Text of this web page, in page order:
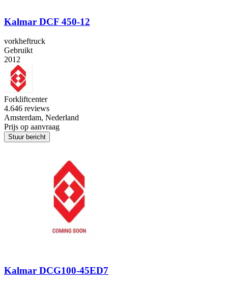
Kalmar DCF 450-12
vorkheftruck
Gebruikt
2012
Forkliftcenter
4.646 reviews
Amsterdam, Nederland
Prijs op aanvraag
Stuur bericht
Kalmar DCG100-45ED7